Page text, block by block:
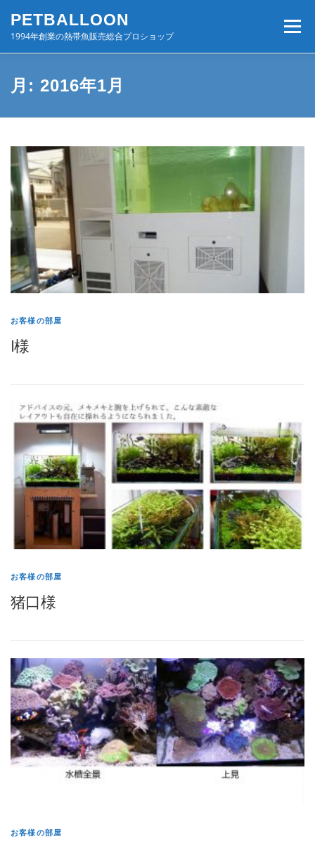
ッ
PETBALLOON
1994年創業の熱帯魚販売総合プロショップ
メニュー
ホーム 入荷速報
月: 2016年1月
お客様の部屋
I様
お客様の部屋
猪口様
お客様の部屋